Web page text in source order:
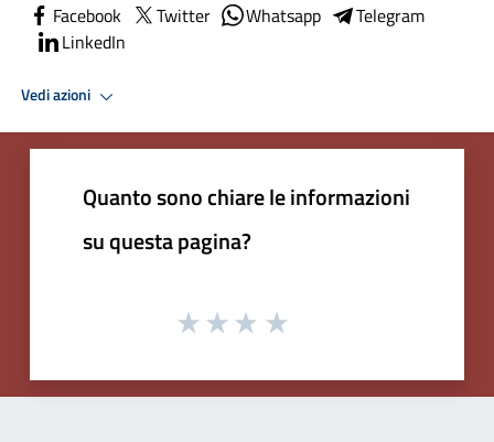
Facebook Twitter Whatsapp
Telegram
LinkedIn
Vedi azioni
Quanto sono chiare le informazioni
su questa pagina?